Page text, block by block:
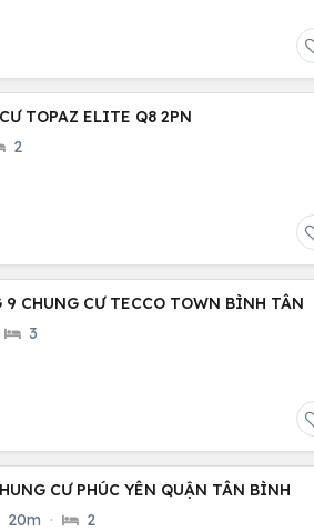
TOPAZ ELITE Q8 2PN
2
CHUNG CƯ TECCO TOWN BÌNH TÂN
3
CƯ PHÚC YÊN QUẬN TÂN BÌNH
20m · 2